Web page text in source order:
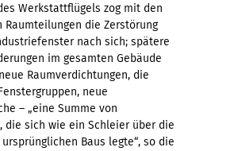
Werkstattflügels zog mit den
Raumteilungen die Zerstörung
nach sich; spätere
im gesamten Gebäude
Raumverdichtungen, die
neue
– „eine Summe von
die sich wie ein Schleier über die
Baus legte“, so die